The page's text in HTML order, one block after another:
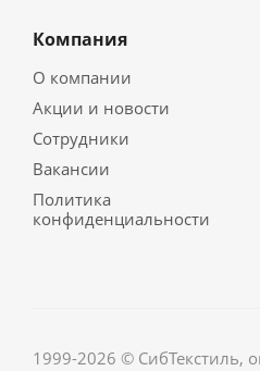
Компания
О компании
Акции и новости
Сотрудники
Вакансии
Политика
конфиденциальности
1999-2026 © СибТекстиль,